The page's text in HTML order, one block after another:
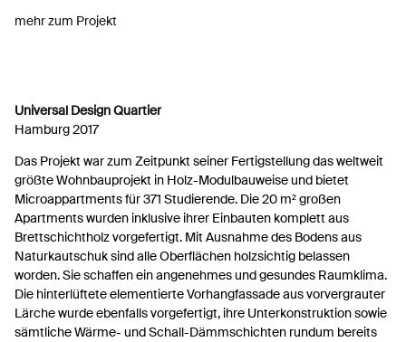
mehr zum Projekt
Universal Design Quartier
Hamburg 2017
Das Projekt war zum Zeitpunkt seiner Fertigstellung das weltweit
größte Wohnbauprojekt in Holz-Modulbauweise und bietet
Microappartments für 371 Studierende. Die 20 m² großen
Apartments wurden inklusive ihrer Einbauten komplett aus
Brettschichtholz vorgefertigt. Mit Ausnahme des Bodens aus
Naturkautschuk sind alle Oberflächen holzsichtig belassen
worden. Sie schaffen ein angenehmes und gesundes Raumklima.
Die hinterlüftete elementierte Vorhangfassade aus vorvergrauter
Lärche wurde ebenfalls vorgefertigt, ihre Unterkonstruktion sowie
sämtliche Wärme- und Schall-Dämmschichten rundum bereits